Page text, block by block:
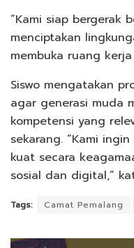
“Kami siap bergerak
menciptakan
membuka ruang kerja
Siswo mengatakan
agar generasi muda
kompetensi yang
sekarang. “Kami
kuat secara
sosial dan digital,”
Tags: Camat Pemalang